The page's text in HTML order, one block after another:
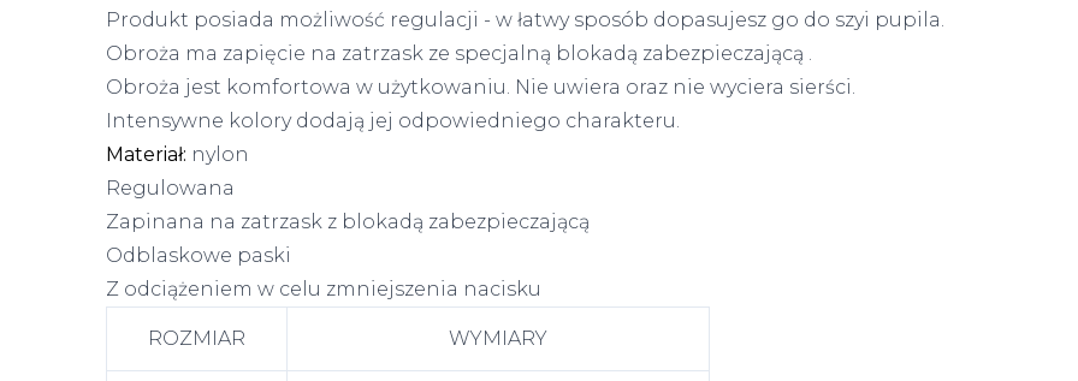
Produkt posiada możliwość regulacji - w łatwy sposób dopasujesz go do szyi pupila.
Obroża ma zapięcie na zatrzask ze specjalną blokadą zabezpieczającą .
Obroża jest komfortowa w użytkowaniu. Nie uwiera oraz nie wyciera sierści.
Intensywne kolory dodają jej odpowiedniego charakteru.
Materiał: nylon
Regulowana
Zapinana na zatrzask z blokadą zabezpieczającą
Odblaskowe paski
Z odciążeniem w celu zmniejszenia nacisku
ROZMIAR WYMIARY